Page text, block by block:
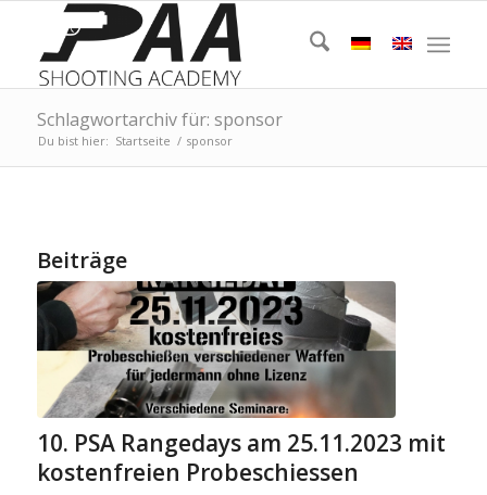
Schlagwortarchiv für: sponsor
Du bist hier: Startseite / sponsor
Beiträge
10. PSA Rangedays am 25.11.2023 mit
kostenfreien Probeschiessen